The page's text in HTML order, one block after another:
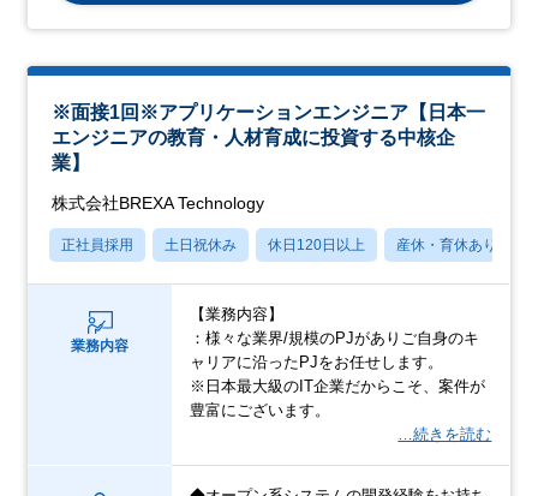
※面接1回※アプリケーションエンジニア【日本一
エンジニアの教育・人材育成に投資する中核企
業】
株式会社BREXA Technology
正社員採用 土日祝休み 休日120日以上 産休・育休あり
業務内容
【業務内容】
：様々な業界/規模のPJがありご自身のキ
ャリアに沿ったPJをお任せします。
※日本最大級のIT企業だからこそ、案件が
豊富にございます。
…続きを読む